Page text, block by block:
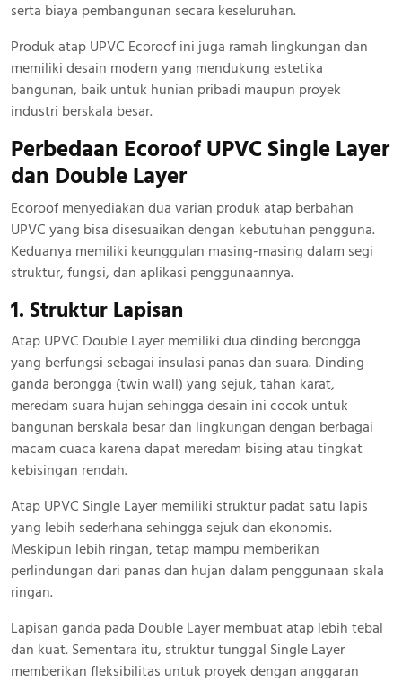
serta biaya pembangunan secara keseluruhan.
Produk atap UPVC Ecoroof ini juga ramah lingkungan dan
memiliki desain modern yang mendukung estetika
bangunan, baik untuk hunian pribadi maupun proyek
industri berskala besar.
Perbedaan Ecoroof UPVC Single Layer
dan Double Layer
Ecoroof menyediakan dua varian produk atap berbahan
UPVC yang bisa disesuaikan dengan kebutuhan pengguna.
Keduanya memiliki keunggulan masing-masing dalam segi
struktur, fungsi, dan aplikasi penggunaannya.
1. Struktur Lapisan
Atap UPVC Double Layer memiliki dua dinding berongga
yang berfungsi sebagai insulasi panas dan suara. Dinding
ganda berongga (twin wall) yang sejuk, tahan karat,
meredam suara hujan sehingga desain ini cocok untuk
bangunan berskala besar dan lingkungan dengan berbagai
macam cuaca karena dapat meredam bising atau tingkat
kebisingan rendah.
Atap UPVC Single Layer memiliki struktur padat satu lapis
yang lebih sederhana sehingga sejuk dan ekonomis.
Meskipun lebih ringan, tetap mampu memberikan
perlindungan dari panas dan hujan dalam penggunaan skala
ringan.
Lapisan ganda pada Double Layer membuat atap lebih tebal
dan kuat. Sementara itu, struktur tunggal Single Layer
memberikan fleksibilitas untuk proyek dengan anggaran